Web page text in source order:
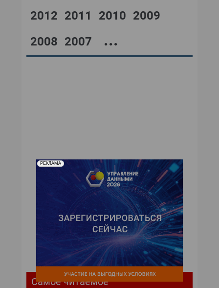
2012 2011 2010 2009
2008 2007 ...
РЕКЛАМА
Самое читаемое